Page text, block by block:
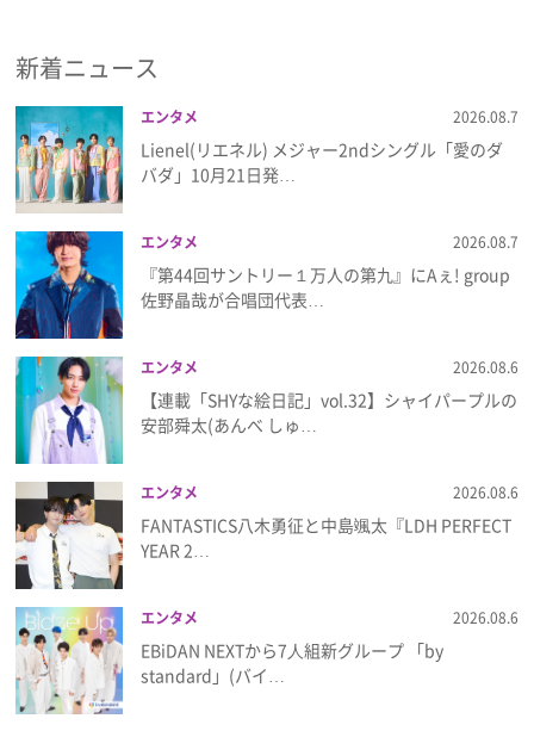
新着ニュース
エンタメ 2026.08.7
Lienel(リエネル) メジャー2ndシングル「愛のダ
バダ」10月21日発…
エンタメ 2026.08.7
『第44回サントリー１万人の第九』にAぇ! group
佐野晶哉が合唱団代表…
エンタメ 2026.08.6
【連載「SHYな絵日記」vol.32】シャイパープルの
安部舜太(あんべ しゅ…
エンタメ 2026.08.6
FANTASTICS八木勇征と中島颯太『LDH PERFECT
YEAR 2…
エンタメ 2026.08.6
EBiDAN NEXTから7⼈組新グループ 「by
standard」(バイ…